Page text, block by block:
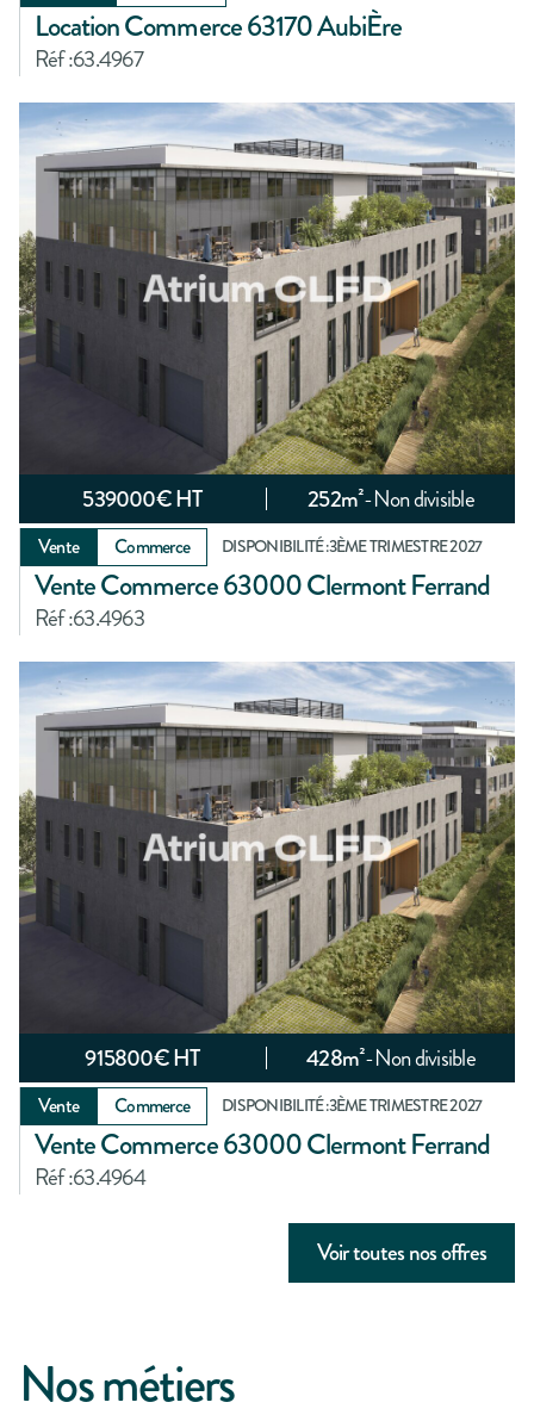
Voir toutes nos offres
Location Commerce 63170 AubiÈre
Réf :63.4967
539000€ HT 252m²-Non divisible
Vente Commerce DISPONIBILITÉ :3ÈME TRIMESTRE 2027
Vente Commerce 63000 Clermont Ferrand
Réf :63.4963
915800€ HT 428m²-Non divisible
Vente Commerce DISPONIBILITÉ :3ÈME TRIMESTRE 2027
Vente Commerce 63000 Clermont Ferrand
Réf :63.4964
Nos métiers